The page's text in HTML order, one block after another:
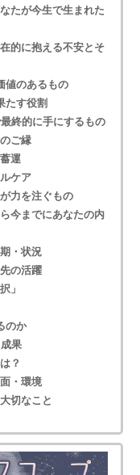
たが今生で生まれた
的に抱える不安とそ
値のあるもの
たす役割
終的に手にするもの
ご縁
運
ケア
力を注ぐもの
今までにあなたの内
・状況
の活躍
」
のか
果
？
・環境
切なこと